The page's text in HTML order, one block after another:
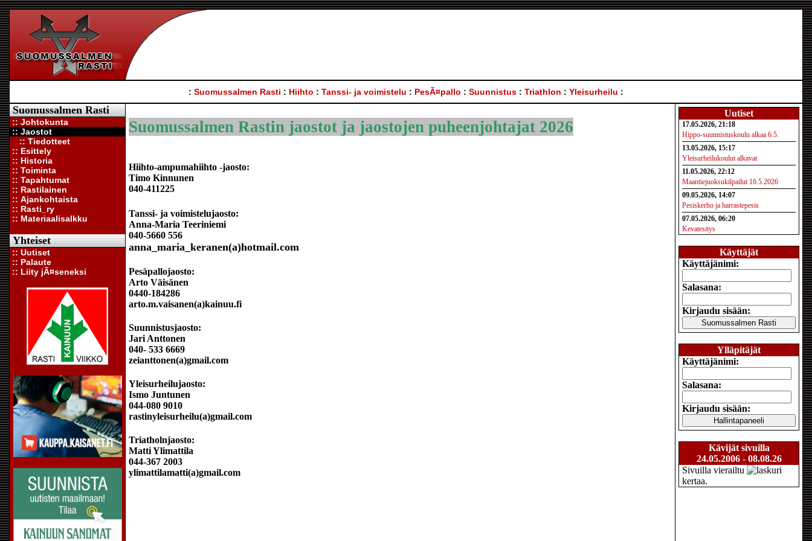
: Suomussalmen Rasti : Hiihto : Tanssi- ja voimistelu : PesÃ¤pallo : Suunnistus : Triathlon : Yleisurheilu :
Suomussalmen Rasti
:: Johtokunta
:: Jaostot
:: Tiedotteet
:: Esittely
:: Historia
:: Toiminta
:: Tapahtumat
:: Rastilainen
:: Ajankohtaista
:: Rasti_ry
:: Materiaalisalkku
Yhteiset
:: Uutiset
:: Palaute
:: Liity jÃ¤seneksi
Suomussalmen Rastin jaostot ja jaostojen puheenjohtajat 2026
Hiihto-ampumahiihto -jaosto:
Timo Kinnunen
040-411225
Tanssi- ja voimistelujaosto:
Anna-Maria Teeriniemi
040-5660 556
anna_maria_keranen(a)hotmail.com
Pesäpallojaosto:
Arto Väisänen
0440-184286
arto.m.vaisanen(a)kainuu.fi
Suunnistusjaosto:
Jari Anttonen
040- 533 6669
zeianttonen(a)gmail.com
Yleisurheilujaosto:
Ismo Juntunen
044-080 9010
rastinyleisurheilu(a)gmail.com
Triatholnjaosto:
Matti Ylimattila
044-367 2003
ylimattilamatti(a)gmail.com
Uutiset
17.05.2026, 21:18
Hippo-suunnistuskoulu alkaa 6.5.
13.05.2026, 15:17
Yleisurheilukoulut alkavat
11.05.2026, 22:12
Maantiejuoksukilpailut 16.5.2026
09.05.2026, 14:07
Pesiskerho ja harrastepesis
07.05.2026, 06:20
Kevatesitys
Käyttäjät
Käyttäjänimi:
Salasana:
Kirjaudu sisään:
Ylläpitäjät
Käyttäjänimi:
Salasana:
Kirjaudu sisään:
Kävijät sivuilla
24.05.2006 - 08.08.26
Sivuilla vierailtu
kertaa.